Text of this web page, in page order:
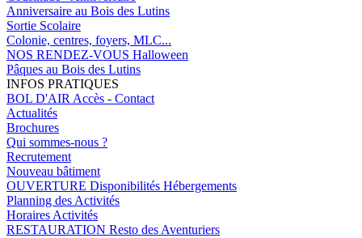
Anniversaire au Bois des Lutins
Sortie Scolaire
Colonie, centres, foyers, MLC...
NOS RENDEZ-VOUS Halloween
Pâques au Bois des Lutins
INFOS PRATIQUES
BOL D'AIR Accès - Contact
Actualités
Brochures
Qui sommes-nous ?
Recrutement
Nouveau bâtiment
OUVERTURE Disponibilités Hébergements
Planning des Activités
Horaires Activités
RESTAURATION Resto des Aventuriers